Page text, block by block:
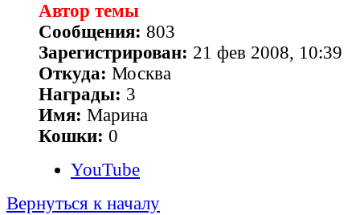
Автор темы
Сообщения: 803
Зарегистрирован: 21 фев 2008, 10:39
Откуда: Москва
Награды: 3
Имя: Марина
Кошки: 0
YouTube
Вернуться к началу